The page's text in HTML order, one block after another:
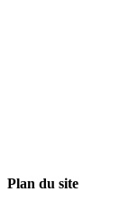
Plan du site